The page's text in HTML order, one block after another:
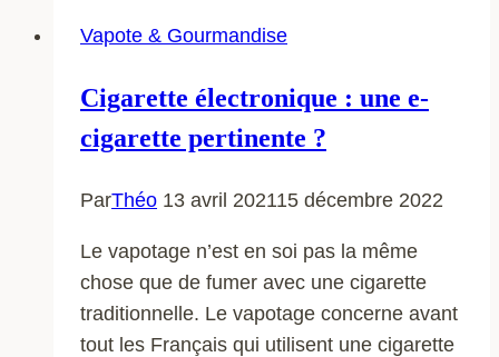
goûts
?
Vapote & Gourmandise
Cigarette électronique : une e-
cigarette pertinente ?
ParThéo 13 avril 202115 décembre 2022
Le vapotage n’est en soi pas la même
chose que de fumer avec une cigarette
traditionnelle. Le vapotage concerne avant
tout les Français qui utilisent une cigarette